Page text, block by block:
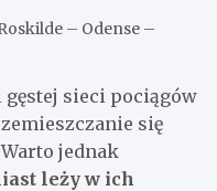
– Odense –
gęstej sieci pociągów
się
jednak
leży w ich